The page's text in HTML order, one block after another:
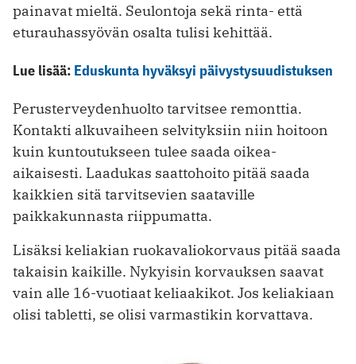
painavat mieltä. Seulontoja sekä rinta- että
eturauhassyövän osalta tulisi kehittää.
Lue lisää: Eduskunta hyväksyi päivystysuudistuksen
Perusterveydenhuolto tarvitsee remonttia.
Kontakti alkuvaiheen selvityksiin niin hoitoon
kuin kuntoutukseen tulee saada oikea-
aikaisesti. Laadukas saattohoito pitää saada
kaikkien sitä tarvitsevien saataville
paikkakunnasta riippumatta.
Lisäksi keliakian ruokavaliokorvaus pitää saada
takaisin kaikille. Nykyisin korvauksen saavat
vain alle 16-vuotiaat keliaakikot. Jos keliakiaan
olisi tabletti, se olisi varmastikin korvattava.